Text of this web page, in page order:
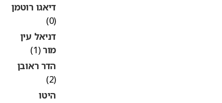
דיאגו רוטמן
דניאל עין
מור(1)
הדר ראובן
היטו